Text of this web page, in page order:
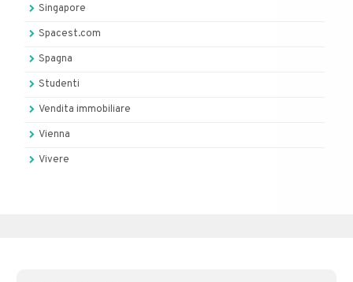
Singapore
Spacest.com
Spagna
Studenti
Vendita immobiliare
Vienna
Vivere